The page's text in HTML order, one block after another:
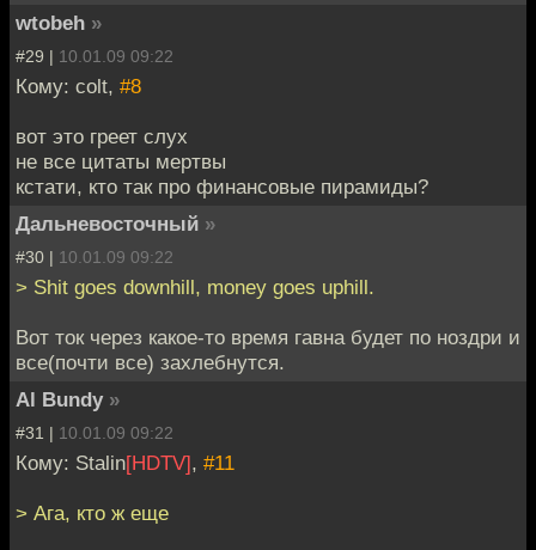
wtobeh »
#29 | 10.01.09 09:22
Кому: colt, #8
вот это греет слух
не все цитаты мертвы
кстати, кто так про финансовые пирамиды?
Дальневосточный »
#30 | 10.01.09 09:22
> Shit goes downhill, money goes uphill.
Вот ток через какое-то время гавна будет по ноздри и
все(почти все) захлебнутся.
Al Bundy »
#31 | 10.01.09 09:22
Кому: Stalin[HDTV], #11
> Ага, кто ж еще